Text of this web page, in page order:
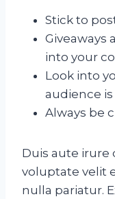
Stick to
Giveaways
into your
Look into
audience
Always be
Duis aute irure
voluptate velit
nulla pariatur.